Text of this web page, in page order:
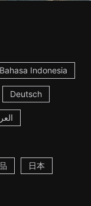
Bahasa Indonesia
Deutsch
日本